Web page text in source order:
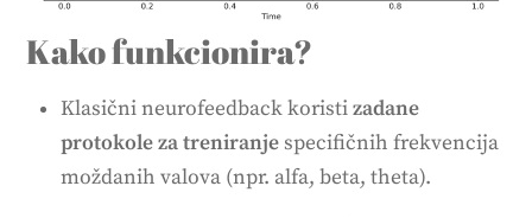
Kako funkcionira?
Klasični neurofeedback koristizadane
protokole za treniranjespecifičnih frekvencija
moždanih valova (npr. alfa, beta, theta).